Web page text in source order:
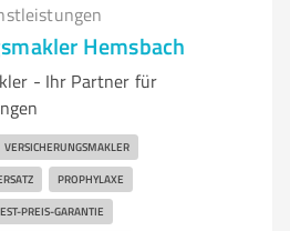
Hemsbach
- Ihr Partner für
VERSICHERUNGSMAKLER
PROPHYLAXE
PREIS-GARANTIE